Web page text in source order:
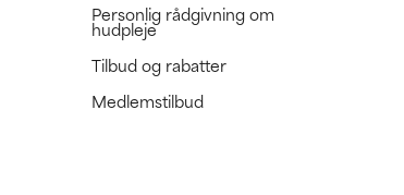
Personlig rådgivning om
hudpleje
Tilbud og rabatter
Medlemstilbud